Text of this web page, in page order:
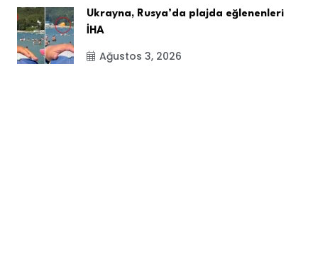
Ukrayna, Rusya’da plajda eğlenenleri
İHA
Ağustos 3, 2026